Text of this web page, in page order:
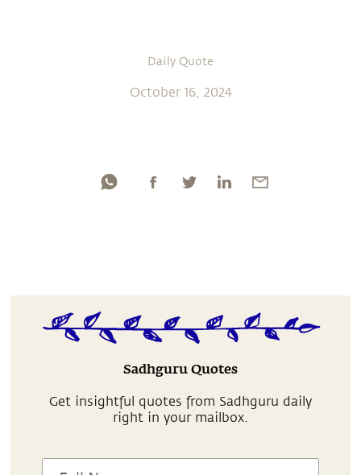
Daily Quote
October 16, 2024
Sadhguru Quotes
Get insightful quotes from Sadhguru daily
right in your mailbox.